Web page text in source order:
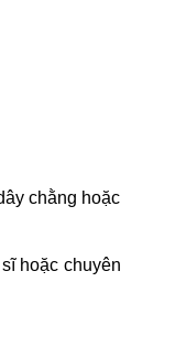
chằng hoặc
hoặc chuyên